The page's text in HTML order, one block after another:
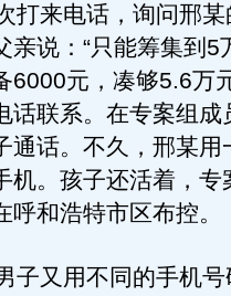
打来电话，询问邢
说：“只能筹集到5
6000元，凑够5.6万
话联系。在专案组成
通话。不久，邢某用
机。孩子还活着，专
和浩特市区布控。
又用不同的手机号